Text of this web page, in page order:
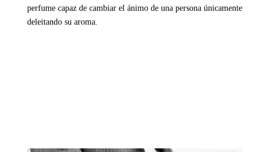
perfume capaz de cambiar el ánimo de una persona únicamente
deleitando su aroma.